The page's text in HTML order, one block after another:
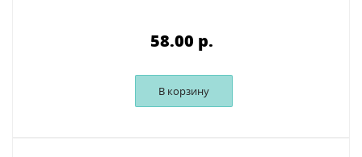
58.00 p.
В корзину